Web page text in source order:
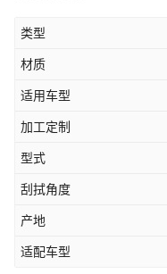
类型
材质
适用车型
加工定制
型式
刮拭角度
产地
适配车型